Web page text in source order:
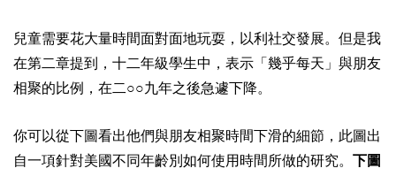
兒童需要花大量時間面對面地玩耍，以利社交發展。但是我
在第二章提到，十二年級學生中，表示「幾乎每天」與朋友
相聚的比例，在二○○九年之後急遽下降。
你可以從下圖看出他們與朋友相聚時間下滑的細節，此圖出
自一項針對美國不同年齡別如何使用時間所做的研究。 下圖